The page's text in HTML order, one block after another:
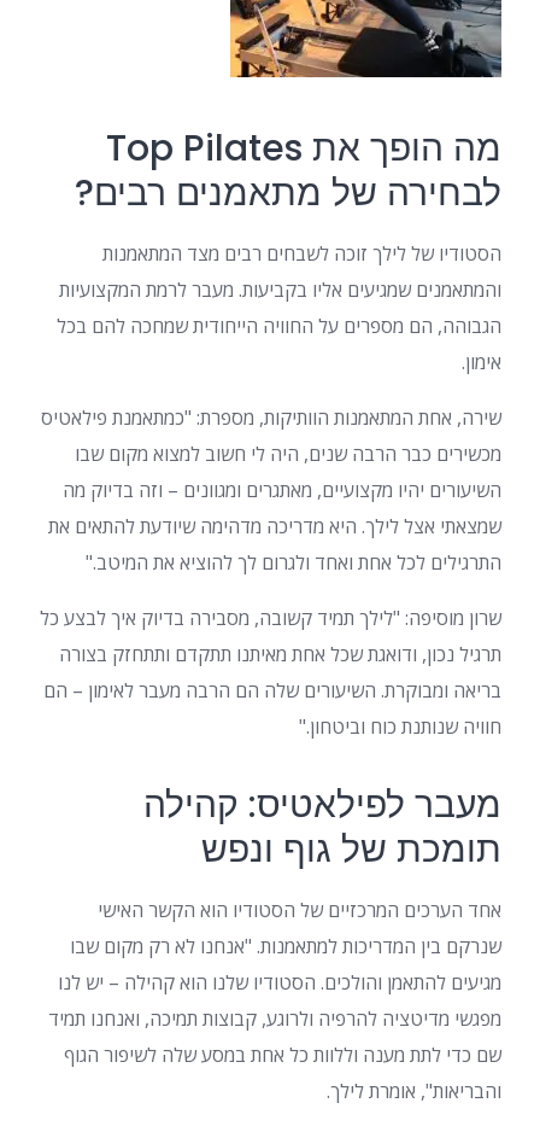
מה הופך את Top Pilates
לבחירה של מתאמנים רבים?
הסטודיו של לילך זוכה לשבחים רבים מצד המתאמנות
והמתאמנים שמגיעים אליו בקביעות. מעבר לרמת המקצועיות
הגבוהה, הם מספרים על החוויה הייחודית שמחכה להם בכל
אימון.
שירה, אחת המתאמנות הוותיקות, מספרת: "כמתאמנת פילאטיס
מכשירים כבר הרבה שנים, היה לי חשוב למצוא מקום שבו
השיעורים יהיו מקצועיים, מאתגרים ומגוונים – וזה בדיוק מה
שמצאתי אצל לילך. היא מדריכה מדהימה שיודעת להתאים את
התרגילים לכל אחת ואחד ולגרום לך להוציא את המיטב."
שרון מוסיפה: "לילך תמיד קשובה, מסבירה בדיוק איך לבצע כל
תרגיל נכון, ודואגת שכל אחת מאיתנו תתקדם ותתחזק בצורה
בריאה ומבוקרת. השיעורים שלה הם הרבה מעבר לאימון – הם
חוויה שנותנת כוח וביטחון."
מעבר לפילאטיס: קהילה
תומכת של גוף ונפש
אחד הערכים המרכזיים של הסטודיו הוא הקשר האישי
שנרקם בין המדריכות למתאמנות. "אנחנו לא רק מקום שבו
מגיעים להתאמן והולכים. הסטודיו שלנו הוא קהילה – יש לנו
מפגשי מדיטציה להרפיה ולרוגע, קבוצות תמיכה, ואנחנו תמיד
שם כדי לתת מענה וללוות כל אחת במסע שלה לשיפור הגוף
והבריאות", אומרת לילך.